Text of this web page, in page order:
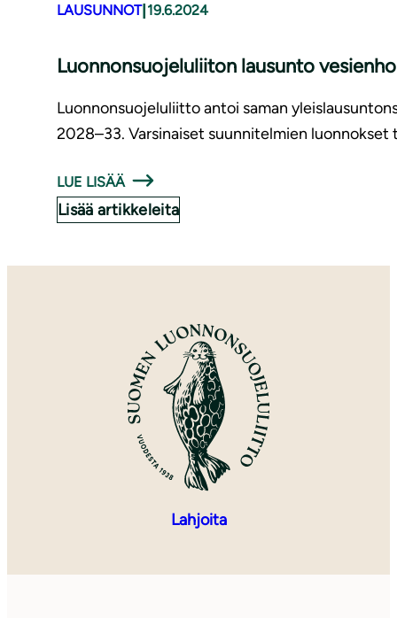
LAUSUNNOT|19.6.2024
Luon­non­suo­je­lu­lii­ton lausunto
Luonnonsuojeluliitto antoi saman
2028–33. Varsinaiset suunnitelmien
LUE LISÄÄ
Lisää artikkeleita
Lahjoita